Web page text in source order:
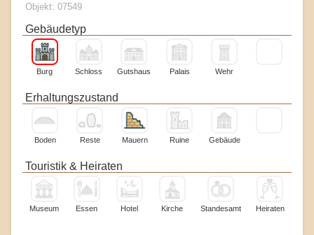
Objekt: 07549
Gebäudetyp
Burg Schloss Gutshaus Palais Wehr
Erhaltungszustand
Boden Reste Mauern Ruine Gebäude
Touristik & Heiraten
Museum Essen Hotel Kirche Standesamt Heiraten